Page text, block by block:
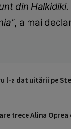
din
, a mai
l-a dat uitării pe
trece Alina